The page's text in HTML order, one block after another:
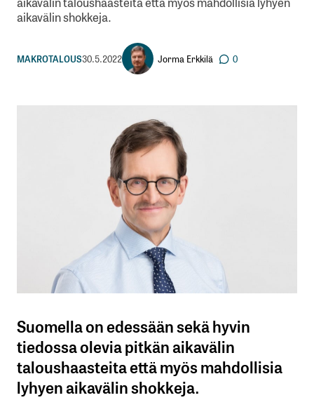
aikavälin shokkeja.
MAKROTALOUS30.5.2022 Jorma Erkkilä 0
Suomella on edessään sekä hyvin
tiedossa olevia pitkän aikavälin
taloushaasteita että myös mahdollisia
lyhyen aikavälin shokkeja.